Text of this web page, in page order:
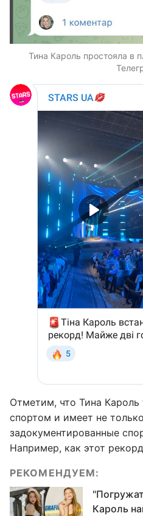
Тина Кароль простояла в
Отметим, что Тина
спортом и имеет не
задокументированные
Например, как этот
РЕКОМЕНДУЕМ:
Кароль